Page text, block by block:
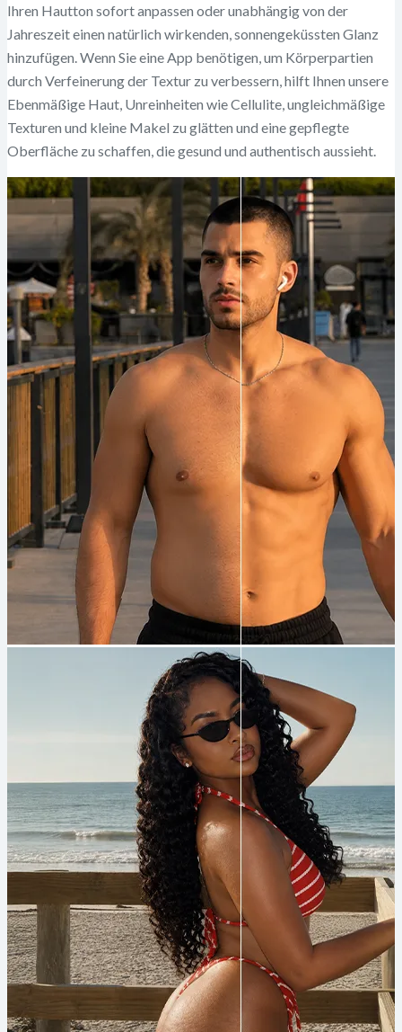
Ihren Hautton sofort anpassen oder unabhängig von der
Jahreszeit einen natürlich wirkenden, sonnengeküssten Glanz
hinzufügen. Wenn Sie eine App benötigen, um Körperpartien
durch Verfeinerung der Textur zu verbessern, hilft Ihnen unsere
Ebenmäßige Haut, Unreinheiten wie Cellulite, ungleichmäßige
Texturen und kleine Makel zu glätten und eine gepflegte
Oberfläche zu schaffen, die gesund und authentisch aussieht.